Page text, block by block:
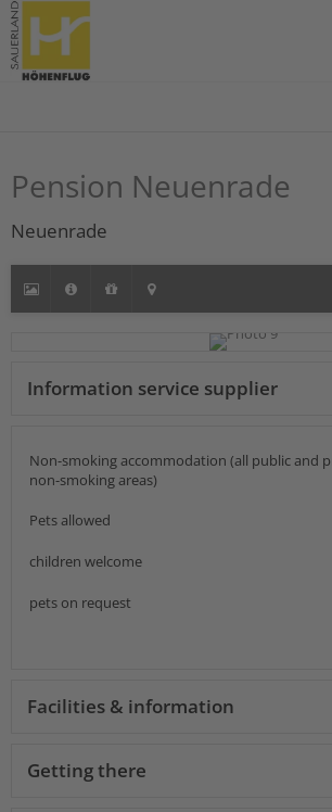
Pension Neuenrade
Neuenrade
Information service supplier
Non-smoking accommodation (all public and
non-smoking areas)
Pets allowed
children welcome
pets on request
Facilities & information
Getting there